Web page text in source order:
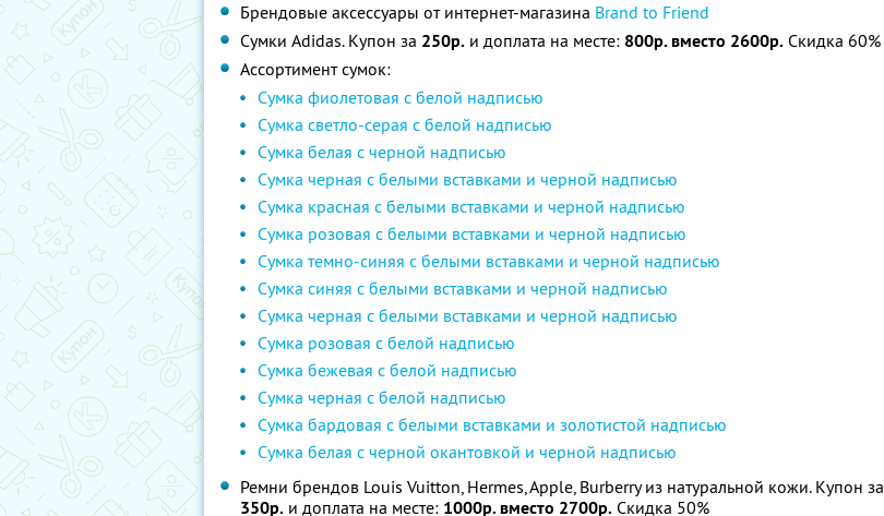
Брендовые аксессуары от интернет-магазина Brand to Friend
Сумки Adidas. Купон за 250р. и доплата на месте: 800р. вместо 2600р. Скидка 60%
Ассортимент сумок:
Сумка фиолетовая с белой надписью
Сумка светло-серая с белой надписью
Сумка белая с черной надписью
Сумка черная с белыми вставками и черной надписью
Сумка красная с белыми вставками и черной надписью
Сумка розовая с белыми вставками и черной надписью
Сумка темно-синяя с белыми вставками и черной надписью
Сумка синяя с белыми вставками и черной надписью
Сумка черная с белыми вставками и черной надписью
Сумка розовая с белой надписью
Сумка бежевая с белой надписью
Сумка черная с белой надписью
Сумка бардовая с белыми вставками и золотистой надписью
Сумка белая с черной окантовкой и черной надписью
Ремни брендов Louis Vuitton, Hermes, Apple, Burberry из натуральной кожи. Купон за
350р. и доплата на месте: 1000р. вместо 2700р. Скидка 50%